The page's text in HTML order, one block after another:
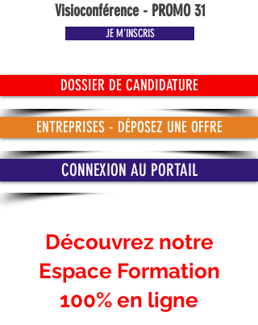
Visioconférence - PROMO 31
JE M'INSCRIS
DOSSIER DE CANDIDATURE
ENTREPRISES - DÉPOSEZ UNE OFFRE
CONNEXION AU PORTAIL
Découvrez notre
Espace Formation
100% en ligne